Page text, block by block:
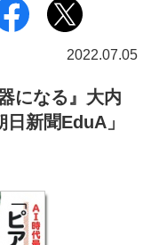
2022.07.05
になる』大内
新聞EduA」